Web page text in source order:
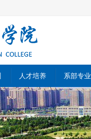
人才培养 系部专业